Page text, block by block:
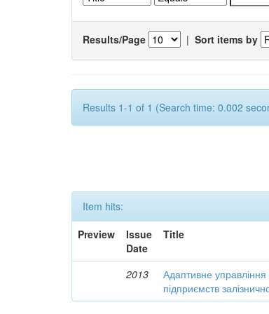
Results/Page | Sort items by
Results 1-1 of 1 (Search time: 0.002
Item hits:
Preview
Issue
Date
Title
2013
Адаптивне управління
підприємств